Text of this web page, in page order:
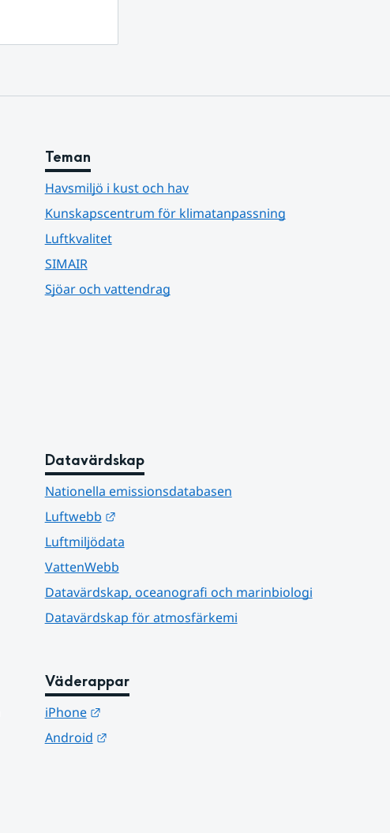
Teman
Havsmiljö i kust och hav
Kunskapscentrum för klimatanpassning
Luftkvalitet
SIMAIR
Sjöar och vattendrag
Datavärdskap
Nationella emissionsdatabasen
Luftwebb
Länk till annan webbplats.
Luftmiljödata
VattenWebb
Datavärdskap, oceanografi och marinbiologi
Datavärdskap för atmosfärkemi
Väderappar
iPhone
Länk till annan webbplats.
Android
Länk till annan webbplats.